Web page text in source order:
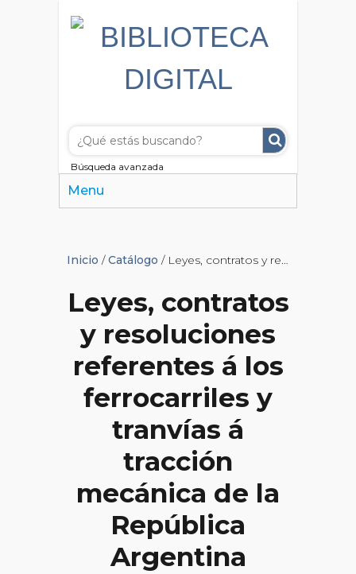
Búsqueda avanzada
Menu
Inicio /Catálogo / Leyes, contratos y resoluciones referentes á los ferrocarriles y tranvías á tracción mecánica de la República Argentina
Leyes, contratos
y resoluciones
referentes á los
ferrocarriles y
tranvías á
tracción
mecánica de la
República
Argentina